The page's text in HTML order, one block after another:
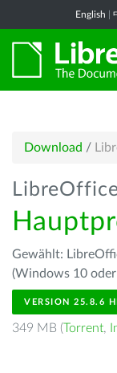
English
Download /
Gewählt:
(Windows 10
VERSION 25.8.6
349 MB (Torrent,